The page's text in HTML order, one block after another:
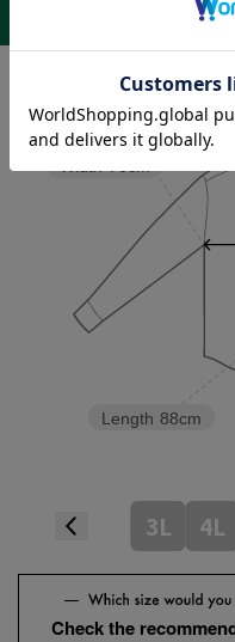
Length 88cm
3L 4L
Check the